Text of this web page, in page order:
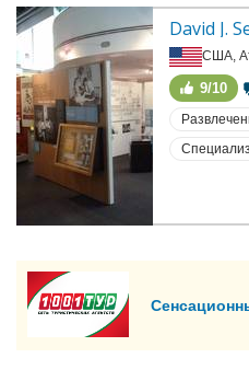
David J.
США,
9/10